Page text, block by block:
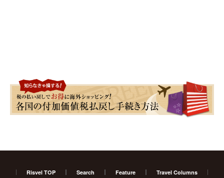
Risvel TOP Search Feature Travel Columns